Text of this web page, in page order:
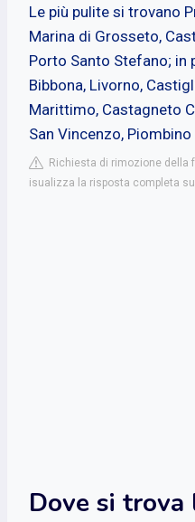
Le più pulite si trovano
Marina di Grosseto,
Porto Santo Stefano; in
Bibbona, Livorno,
Marittimo, Castagneto
San Vincenzo, Piombino
Richiesta di rimozione della
isualizza la risposta completa
Dove si trova